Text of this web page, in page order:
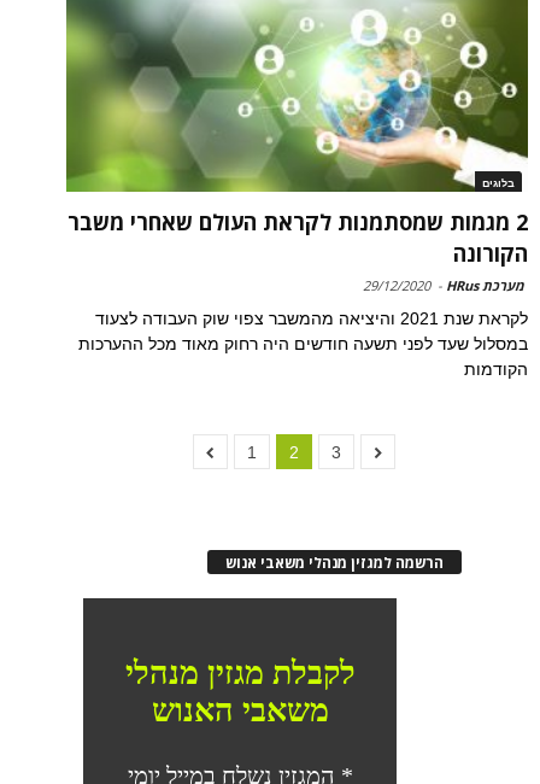
בלוגים
2 מגמות שמסתמנות לקראת העולם שאחרי משבר
הקורונה
מערכת HRus -
29/12/2020
לקראת שנת 2021 והיציאה מהמשבר צפוי שוק העבודה לצעוד
במסלול שעד לפני תשעה חודשים היה רחוק מאוד מכל ההערכות
הקודמות
1 2 3
הרשמה למגזין מנהלי משאבי אנוש